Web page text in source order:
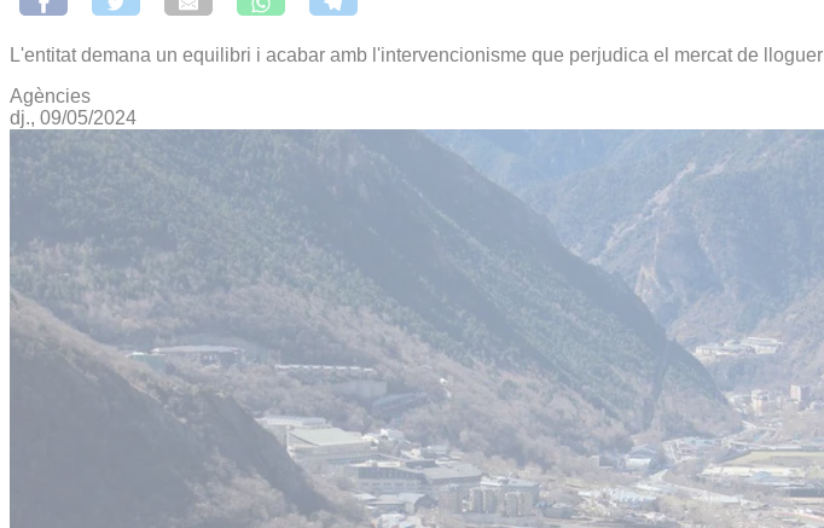
L'entitat demana un equilibri i acabar amb l'intervencionisme que perjudica el mercat de lloguer
Agències
dj., 09/05/2024